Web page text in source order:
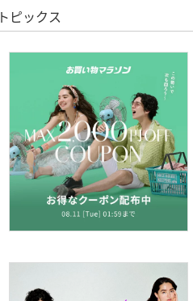
シューズ・靴
インナー・ルームウェア
靴下・レッグウェア
ファッション雑貨
アクセサリー・腕時計
財布・ポーチ・ケース
クリア 絞り込み
トピックス